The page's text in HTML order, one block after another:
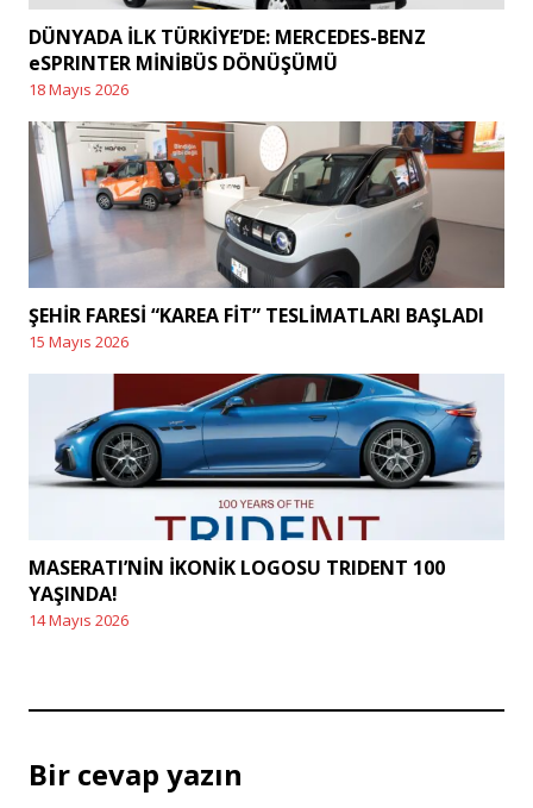
DÜNYADA İLK TÜRKİYE’DE: MERCEDES-BENZ
eSPRINTER MİNİBÜS DÖNÜŞÜMÜ
Posted
on
18 Mayıs 2026
ŞEHİR FARESİ “KAREA FİT” TESLİMATLARI BAŞLADI
Posted
on
15 Mayıs 2026
MASERATI’NİN İKONİK LOGOSU TRIDENT 100
YAŞINDA!
Posted
14 Mayıs 2026
Bir cevap yazın